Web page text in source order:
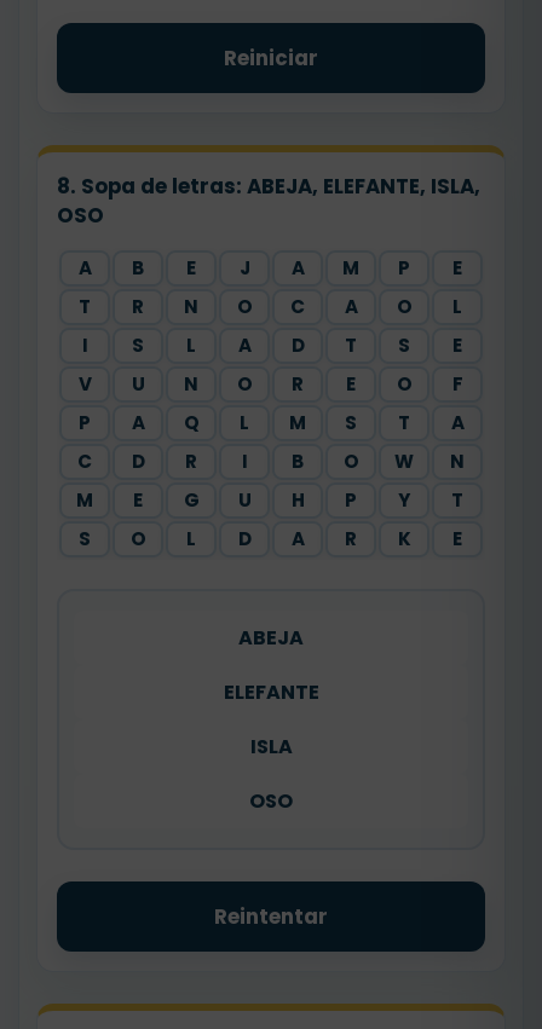
Reiniciar
8. Sopa de letras: ABEJA, ELEFANTE, ISLA,
OSO
A B E J A M P
E
T
R N O C A O
L
I
S L A D T S
E
V
U N O R E O
F
P
A Q L M S T
A
C
D R I B O W
N
M
E G U H P Y
T
S
O L D A R K E
ABEJA
ELEFANTE
ISLA
OSO
Reintentar